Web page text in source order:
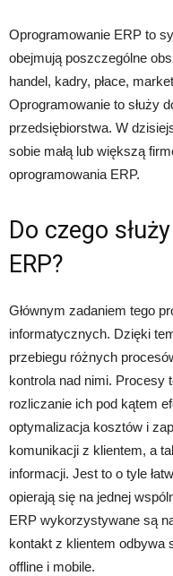
Oprogramowanie ERP to
obejmują poszczególne
handel, kadry, płace,
Oprogramowanie to służy
przedsiębiorstwa. W
sobie małą lub większą
oprogramowania ERP.
Do czego
ERP?
Głównym zadaniem tego
informatycznych. Dzięki
przebiegu różnych
kontrola nad nimi. Procesy
rozliczanie ich pod kątem
optymalizacja kosztów i
komunikacji z klientem, a
informacji. Jest to o tyle
opierają się na jednej
ERP wykorzystywane są
kontakt z klientem odbywa
offline i mobile.